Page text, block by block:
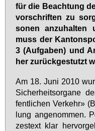
für die Be­ach­tung
vor­schrif­ten zu
so­nen an­zu­hal­ten
muss der
3 (Auf­ga­ben) und
her zu­rück­ge­stutzt
Am 18. Ju­ni 2010
Si­cher­heits­or­ga­ne
fent­li­chen Ver­kehr»
lung an­ge­nom­men.
zes­text klar